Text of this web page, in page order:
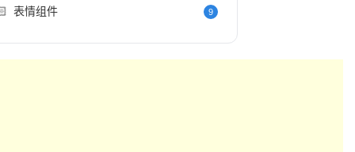
表情组件 9